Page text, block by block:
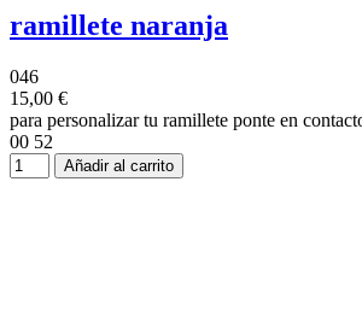
ramillete naranja
046
15,00 €
para personalizar tu ramillete ponte en
00 52
Añadir al carrito